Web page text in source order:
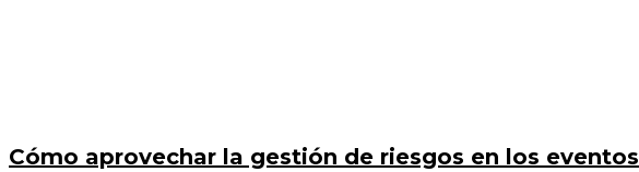
Cómo aprovechar la gestión de riesgos en los eventos